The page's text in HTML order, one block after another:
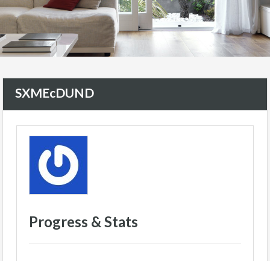
SXMEcDUND
Progress & Stats